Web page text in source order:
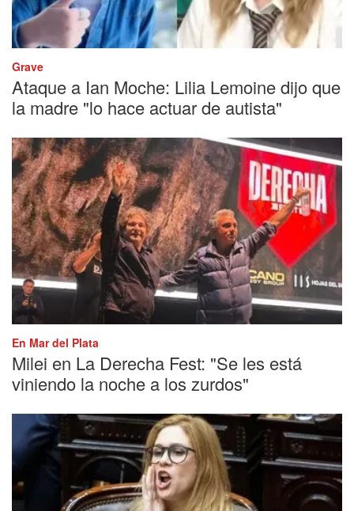
Grave
Ataque a Ian Moche: Lilia Lemoine dijo que
la madre "lo hace actuar de autista"
En Mar del Plata
Milei en La Derecha Fest: "Se les está
viniendo la noche a los zurdos"